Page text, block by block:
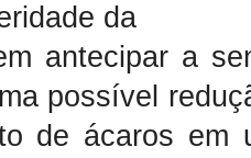
da
antecipar a
possível
de ácaros em